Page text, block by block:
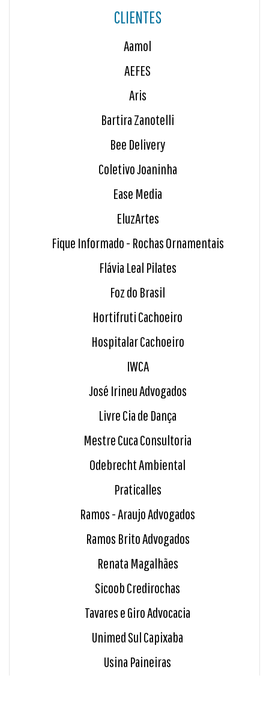
CLIENTES
Aamol
AEFES
Aris
Bartira Zanotelli
Bee Delivery
Coletivo Joaninha
Ease Media
EluzArtes
Fique Informado - Rochas Ornamentais
Flávia Leal Pilates
Foz do Brasil
Hortifruti Cachoeiro
Hospitalar Cachoeiro
IWCA
José Irineu Advogados
Livre Cia de Dança
Mestre Cuca Consultoria
Odebrecht Ambiental
Praticalles
Ramos - Araujo Advogados
Ramos Brito Advogados
Renata Magalhães
Sicoob Credirochas
Tavares e Giro Advocacia
Unimed Sul Capixaba
Usina Paineiras